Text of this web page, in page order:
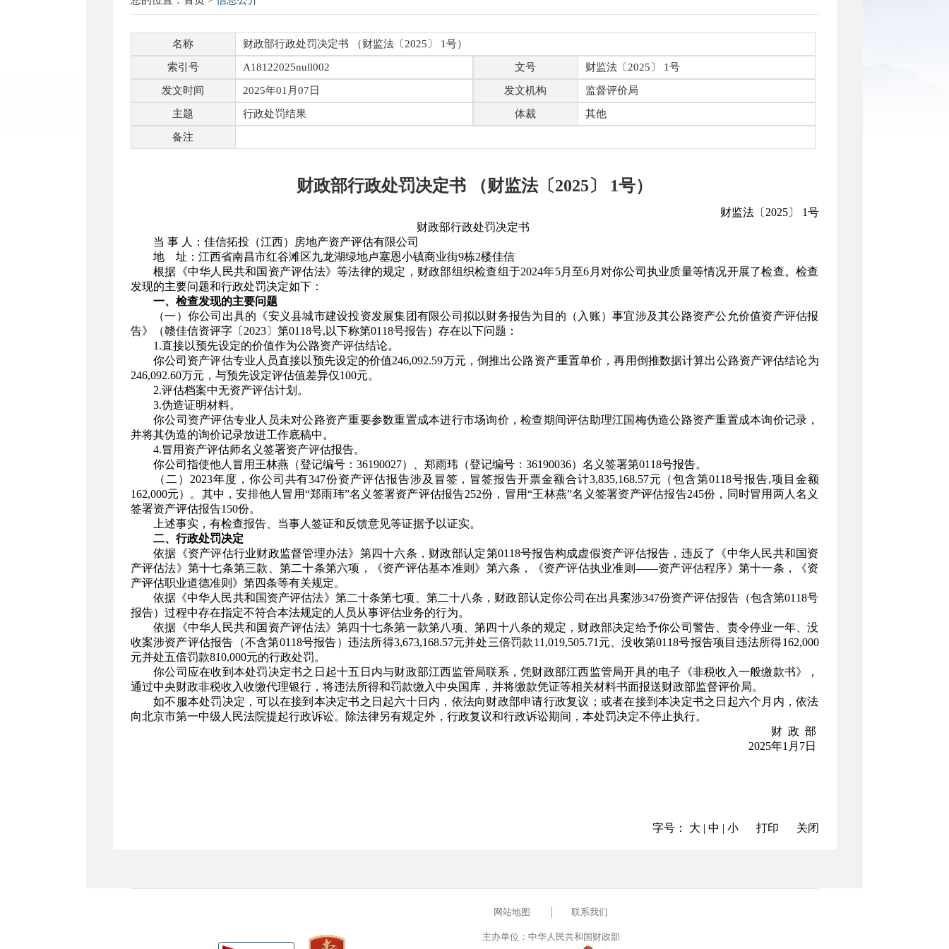
名称 财政部行政处罚决定书 （财监法〔2025〕 1号）
索引号 A18122025null002 文号 财监法〔2025〕 1号
发文时间 2025年01月07日 发文机构 监督评价局
主题 行政处罚结果 体裁 其他
备注
财政部行政处罚决定书 （财监法〔2025〕 1号）
财监法〔2025〕 1号
财政部行政处罚决定书
当 事 人：佳信拓投（江西）房地产资产评估有限公司
地 址：江西省南昌市红谷滩区九龙湖绿地卢塞恩小镇商业街9栋2楼佳信
根据《中华人民共和国资产评估法》等法律的规定，财政部组织检查组于2024年5月至6月对你公司执业质量等情况开展了检查。检查
发现的主要问题和行政处罚决定如下：
一、检查发现的主要问题
（一）你公司出具的《安义县城市建设投资发展集团有限公司拟以财务报告为目的（入账）事宜涉及其公路资产公允价值资产评估报
告》（赣佳信资评字〔2023〕第0118号,以下称第0118号报告）存在以下问题：
1.直接以预先设定的价值作为公路资产评估结论。
你公司资产评估专业人员直接以预先设定的价值246,092.59万元，倒推出公路资产重置单价，再用倒推数据计算出公路资产评估结论为
246,092.60万元，与预先设定评估值差异仅100元。
2.评估档案中无资产评估计划。
3.伪造证明材料。
你公司资产评估专业人员未对公路资产重要参数重置成本进行市场询价，检查期间评估助理江国梅伪造公路资产重置成本询价记录，
并将其伪造的询价记录放进工作底稿中。
4.冒用资产评估师名义签署资产评估报告。
你公司指使他人冒用王林燕（登记编号：36190027）、郑雨玮（登记编号：36190036）名义签署第0118号报告。
（二）2023年度，你公司共有347份资产评估报告涉及冒签，冒签报告开票金额合计3,835,168.57元（包含第0118号报告,项目金额
162,000元）。其中，安排他人冒用“郑雨玮”名义签署资产评估报告252份，冒用“王林燕”名义签署资产评估报告245份，同时冒用两人名义
签署资产评估报告150份。
上述事实，有检查报告、当事人签证和反馈意见等证据予以证实。
二、行政处罚决定
依据《资产评估行业财政监督管理办法》第四十六条，财政部认定第0118号报告构成虚假资产评估报告，违反了《中华人民共和国资
产评估法》第十七条第三款、第二十条第六项，《资产评估基本准则》第六条，《资产评估执业准则——资产评估程序》第十一条，《资
产评估职业道德准则》第四条等有关规定。
依据《中华人民共和国资产评估法》第二十条第七项、第二十八条，财政部认定你公司在出具案涉347份资产评估报告（包含第0118号
报告）过程中存在指定不符合本法规定的人员从事评估业务的行为。
依据《中华人民共和国资产评估法》第四十七条第一款第八项、第四十八条的规定，财政部决定给予你公司警告、责令停业一年、没
收案涉资产评估报告（不含第0118号报告）违法所得3,673,168.57元并处三倍罚款11,019,505.71元、没收第0118号报告项目违法所得162,000
元并处五倍罚款810,000元的行政处罚。
你公司应在收到本处罚决定书之日起十五日内与财政部江西监管局联系，凭财政部江西监管局开具的电子《非税收入一般缴款书》，
通过中央财政非税收入收缴代理银行，将违法所得和罚款缴入中央国库，并将缴款凭证等相关材料书面报送财政部监督评价局。
如不服本处罚决定，可以在接到本决定书之日起六十日内，依法向财政部申请行政复议；或者在接到本决定书之日起六个月内，依法
向北京市第一中级人民法院提起行政诉讼。除法律另有规定外，行政复议和行政诉讼期间，本处罚决定不停止执行。
财 政 部
2025年1月7日
关闭
打印
字号： 大 | 中 | 小
网站地图 联系我们
主办单位：中华人民共和国财政部